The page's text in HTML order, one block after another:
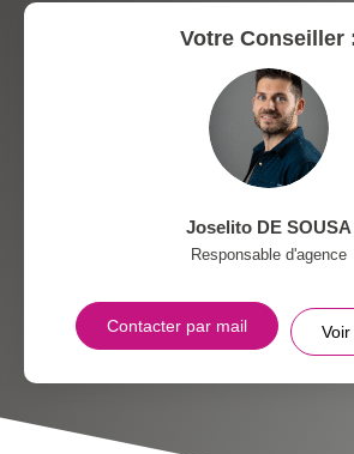
Votre Conseiller
Joselito DE SOUSA
Responsable d'agence
Contacter par mail